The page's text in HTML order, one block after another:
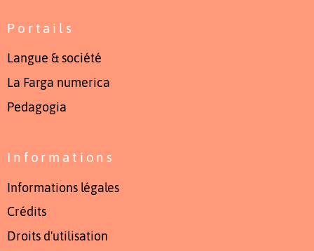
Portails
Langue & société
La Farga numerica
Pedagogia
Informations
Informations légales
Crédits
Droits d'utilisation